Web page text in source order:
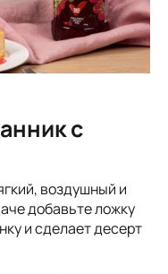
с
воздушный и
добавьте ложку
и сделает десерт